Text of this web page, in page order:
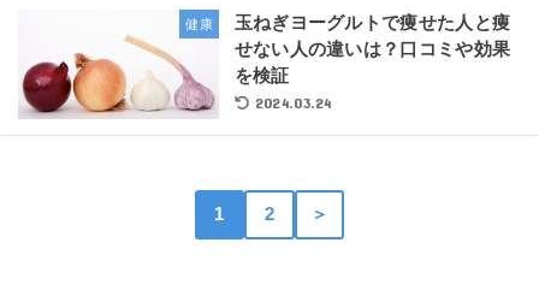
健康
玉ねぎヨーグルトで痩せた人と痩
せない人の違いは？口コミや効果
を検証
2024.03.24
1 2 ＞